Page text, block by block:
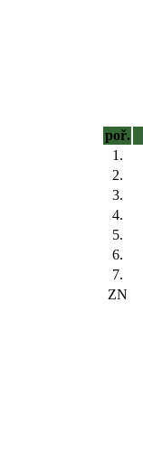
poř.
1.
2.
3.
4.
5.
6.
7.
ZN